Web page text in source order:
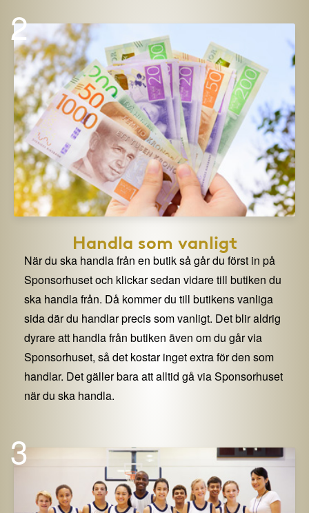
2
Handla som vanligt
När du ska handla från en butik så går du först in på
Sponsorhuset och klickar sedan vidare till butiken du
ska handla från. Då kommer du till butikens vanliga
sida där du handlar precis som vanligt. Det blir aldrig
dyrare att handla från butiken även om du går via
Sponsorhuset, så det kostar inget extra för den som
handlar. Det gäller bara att alltid gå via Sponsorhuset
när du ska handla.
3